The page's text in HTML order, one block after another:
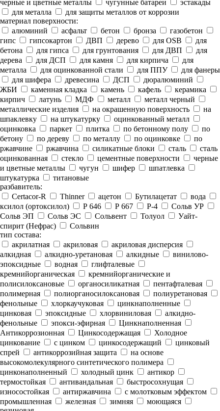
черные и цветные металлы
чугунные батареи
эстакады
для металла
для защиты металлов от коррозии
материал поверхности:
алюминий
асфальт бетон бронза
газобетон
гипс
гипсокартон ДВП дерево для OSB
для
бетона
для гипса для грунтования для ДВП
для
дерева
для ДСП для камня для кирпича
для
металла
для оцинкованной стали для ППУ
для фанеры
для шифера
древесина ДСП
дюралюминий
ЖБИ
каменная кладка камень кафель
керамика
кирпич
латунь МДФ металл
металл черный
металлические изделия
на окрашенную поверхность
на
шпаклевку
на штукатурку
оцинкованный металл
оцинковка
паркет плитка по бетонному полу
по
бетону
по дереву по металлу по оцинковке
по
ржавчине
ржавчина силикатные блоки сталь
сталь
оцинкованная
стекло цементные поверхности
черные
и цветные металлы
чугун шифер
шпатлевка
штукатурка
титановые
разбавитель:
Certacor-R
Thinner ацетон Бутилацетат
вода
ксилол (ортоксилол)
Р 646 Р 667 Р-4
Сольв УР
Сольв ЭП
Сольв ЭС Сольвент Толуол
Уайт-
спирит (Нефрас)
Сольвин
тип состава:
акрилатная
акриловая
акриловая дисперсия
алкидная
алкидно-уретановая алкидные
винилово-
эпоксидные
водная
глифталевые
кремнийорганическая
кремнийорганические и
полисилоксановые
органосиликатная
пентафталевая
полимерная
полиорганосилоксановая
полиуретановая
фенольные
хлоркаучуковая
цинкнаполненные
цинковая
эпоксидные хлорвиниловая
алкидно-
фенольные
эпокси-эфирная
Цинкнаполненная
Антикоррозионная
Цинкосодержащая
Холодное
цинкование
с цинком цинкосодержащий
цинковый
спрей
антикоррозийная защита
на основе
высокомолекулярного синтетического полимера
цинконаполненный
холодный цинк
антикор
термостойкая
антивандальная
быстросохнущая
износостойкая
антиржавчина
с молотковым эффектом
промышленная
железная зимняя
моющаяся